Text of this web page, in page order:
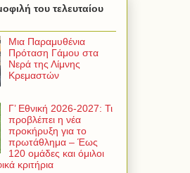
του τελευταίου
Μια Παραμυθένια
Πρόταση Γάμου στα
Νερά της Λίμνης
Κρεμαστών
Γ’ Εθνική 2026-2027: Τι
προβλέπει η νέα
προκήρυξη για το
πρωτάθλημα – Έως
120 ομάδες και όμιλοι
κριτήρια